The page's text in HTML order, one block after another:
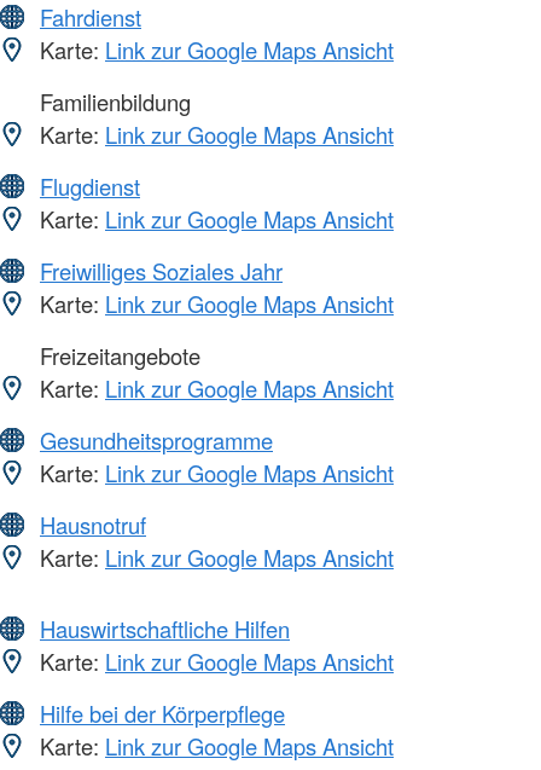
Fahrdienst
Karte: Link zur Google Maps Ansicht
Familienbildung
Karte: Link zur Google Maps Ansicht
Flugdienst
Karte: Link zur Google Maps Ansicht
Freiwilliges Soziales Jahr
Karte: Link zur Google Maps Ansicht
Freizeitangebote
Karte: Link zur Google Maps Ansicht
Gesundheitsprogramme
Karte: Link zur Google Maps Ansicht
Hausnotruf
Karte: Link zur Google Maps Ansicht
Hauswirtschaftliche Hilfen
Karte: Link zur Google Maps Ansicht
Hilfe bei der Körperpflege
Karte: Link zur Google Maps Ansicht